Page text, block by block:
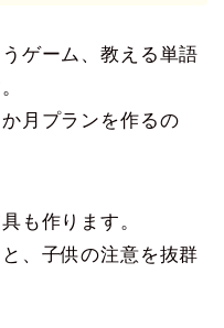
ゲーム、教える単語
月プランを作るの
も作ります。
、子供の注意を抜群